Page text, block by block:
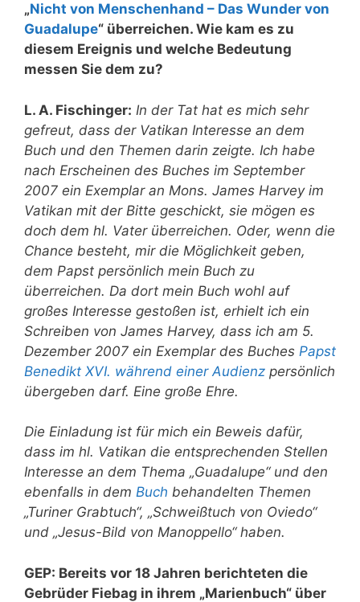
„Nicht von Menschenhand – Das Wunder von
Guadalupe“ überreichen. Wie kam es zu
diesem Ereignis und welche Bedeutung
messen Sie dem zu?
L. A. Fischinger: In der Tat hat es mich sehr
gefreut, dass der Vatikan Interesse an dem
Buch und den Themen darin zeigte. Ich habe
nach Erscheinen des Buches im September
2007 ein Exemplar an Mons. James Harvey im
Vatikan mit der Bitte geschickt, sie mögen es
doch dem hl. Vater überreichen. Oder, wenn die
Chance besteht, mir die Möglichkeit geben,
dem Papst persönlich mein Buch zu
überreichen. Da dort mein Buch wohl auf
großes Interesse gestoßen ist, erhielt ich ein
Schreiben von James Harvey, dass ich am 5.
Dezember 2007 ein Exemplar des Buches Papst
Benedikt XVI. während einer Audienz persönlich
übergeben darf. Eine große Ehre.
Die Einladung ist für mich ein Beweis dafür,
dass im hl. Vatikan die entsprechenden Stellen
Interesse an dem Thema „Guadalupe“ und den
ebenfalls in dem Buch behandelten Themen
„Turiner Grabtuch“, „Schweißtuch von Oviedo“
und „Jesus-Bild von Manoppello“ haben.
GEP: Bereits vor 18 Jahren berichteten die
Gebrüder Fiebag in ihrem „Marienbuch“ über